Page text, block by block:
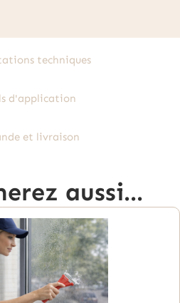
techniques
d'application
et livraison
aussi...